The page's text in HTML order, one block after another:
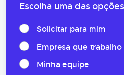
Escolha uma das opções
Solicitar para mim
Empresa que trabalho
Minha equipe